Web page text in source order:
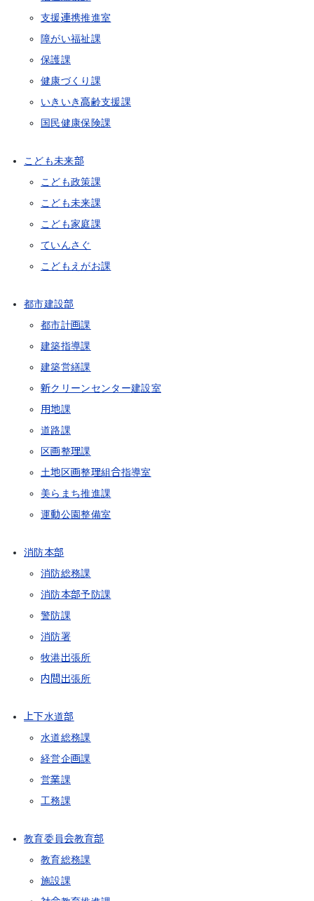
支援連携推進室
障がい福祉課
保護課
健康づくり課
いきいき高齢支援課
国民健康保険課
こども未来部
こども政策課
こども未来課
こども家庭課
ていんさぐ
こどもえがお課
都市建設部
都市計画課
建築指導課
建築営繕課
新クリーンセンター建設室
用地課
道路課
区画整理課
土地区画整理組合指導室
美らまち推進課
運動公園整備室
消防本部
消防総務課
消防本部予防課
警防課
消防署
牧港出張所
内間出張所
上下水道部
水道総務課
経営企画課
営業課
工務課
教育委員会教育部
教育総務課
施設課